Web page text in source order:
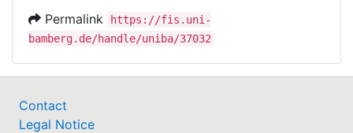
Permalink
https://fis.uni-
bamberg.de/handle/uniba/37032
Contact
Legal Notice